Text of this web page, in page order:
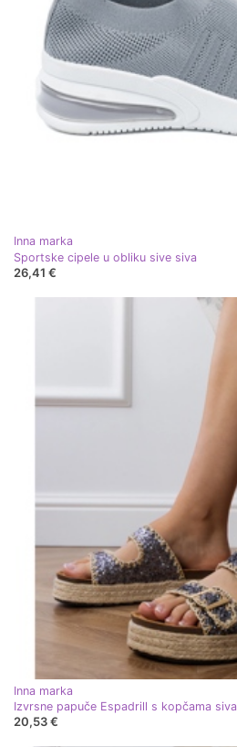
Inna marka
Sportske cipele u obliku sive siva
26,41 €
Inna marka
Izvrsne papuče Espadrill s kopčama siva
20,53 €